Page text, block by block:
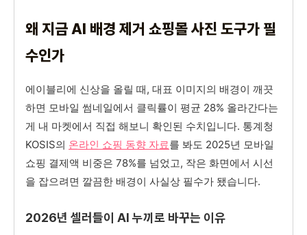
왜 지금 AI 배경 제거 쇼핑몰 사진 도구가 필
수인가
에이블리에 신상을 올릴 때, 대표 이미지의 배경이 깨끗
하면 모바일 썸네일에서 클릭률이 평균 28% 올라간다는
게 내 마켓에서 직접 해보니 확인된 수치입니다. 통계청
KOSIS의 온라인 쇼핑 동향 자료를 봐도 2025년 모바일
쇼핑 결제액 비중은 78%를 넘었고, 작은 화면에서 시선
을 잡으려면 깔끔한 배경이 사실상 필수가 됐습니다.
2026년 셀러들이 AI 누끼로 바꾸는 이유